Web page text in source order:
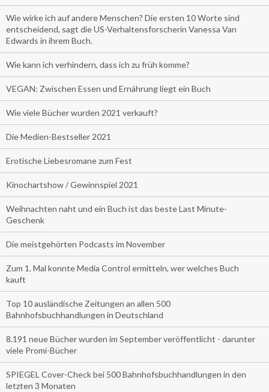
Wie wirke ich auf andere Menschen? Die ersten 10 Worte sind
entscheidend, sagt die US-Verhaltensforscherin Vanessa Van
Edwards in ihrem Buch.
Wie kann ich verhindern, dass ich zu früh komme?
VEGAN: Zwischen Essen und Ernährung liegt ein Buch
Wie viele Bücher wurden 2021 verkauft?
Die Medien-Bestseller 2021
Erotische Liebesromane zum Fest
Kinochartshow / Gewinnspiel 2021
Weihnachten naht und ein Buch ist das beste Last Minute-
Geschenk
Die meistgehörten Podcasts im November
Zum 1. Mal konnte Media Control ermitteln, wer welches Buch
kauft
Top 10 ausländische Zeitungen an allen 500
Bahnhofsbuchhandlungen in Deutschland
8.191 neue Bücher wurden im September veröffentlicht - darunter
viele Promi-Bücher
SPIEGEL Cover-Check bei 500 Bahnhofsbuchhandlungen in den
letzten 3 Monaten